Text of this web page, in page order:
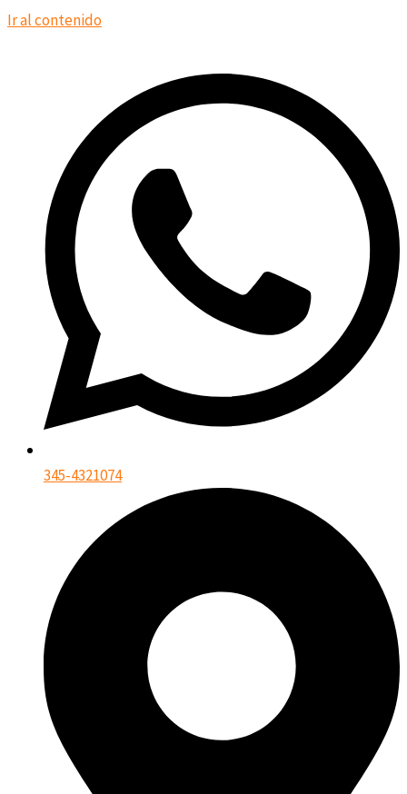
Ir al contenido
345-4321074